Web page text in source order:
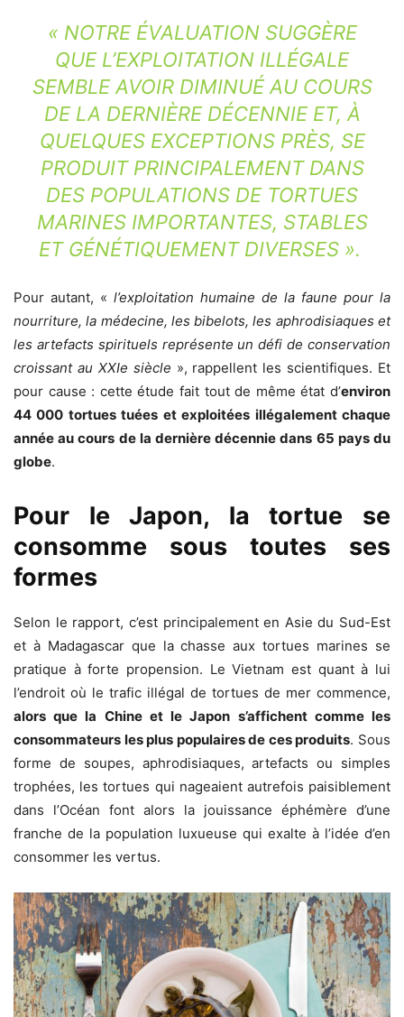
« NOTRE ÉVALUATION SUGGÈRE
QUE L’EXPLOITATION ILLÉGALE
SEMBLE AVOIR DIMINUÉ AU COURS
DE LA DERNIÈRE DÉCENNIE ET, À
QUELQUES EXCEPTIONS PRÈS, SE
PRODUIT PRINCIPALEMENT DANS
DES POPULATIONS DE TORTUES
MARINES IMPORTANTES, STABLES
ET GÉNÉTIQUEMENT DIVERSES».
Pour autant, « l’exploitation humaine de la faune pour la
nourriture, la médecine, les bibelots, les aphrodisiaques et
les artefacts spirituels représente un défi de conservation
croissant au XXIe siècle », rappellent les scientifiques. Et
pour cause : cette étude fait tout de même état d’environ
44 000 tortues tuées et exploitées illégalement chaque
année au cours de la dernière décennie dans 65 pays du
globe.
Pour le Japon, la tortue se
consomme sous toutes ses
formes
Selon le rapport, c’est principalement en Asie du Sud-Est
et à Madagascar que la chasse aux tortues marines se
pratique à forte propension. Le Vietnam est quant à lui
l’endroit où le trafic illégal de tortues de mer commence,
alors que la Chine et le Japon s’affichent comme les
consommateurs les plus populaires de ces produits. Sous
forme de soupes, aphrodisiaques, artefacts ou simples
trophées, les tortues qui nageaient autrefois paisiblement
dans l’Océan font alors la jouissance éphémère d’une
franche de la population luxueuse qui exalte à l’idée d’en
consommer les vertus.